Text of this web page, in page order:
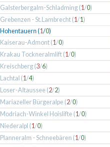
Galsterbergalm-Schladming (1/0)
Grebenzen - St.Lambrecht (1/1)
Hohentauern (1/0)
Kaiserau-Admont (1/0)
Krakau Tockneralmlift (1/0)
Kreischberg (3/6)
Lachtal (1/4)
Loser-Altaussee (2/2)
Mariazeller Bürgeralpe (2/0)
Modriach-Winkel Hoislifte (1/0)
Niederalpl (1/0)
Planneralm - Schneebären (1/0)